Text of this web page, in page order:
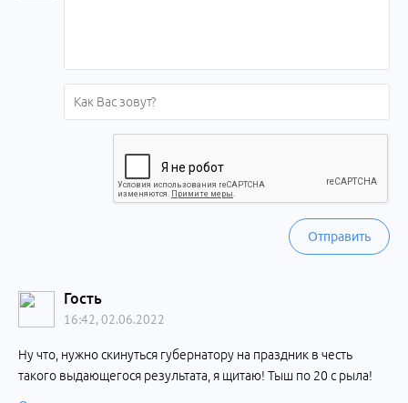
Отправить
Гость
16:42, 02.06.2022
Ну что, нужно скинуться губернатору на праздник в честь
такого выдающегося результата, я щитаю! Тыш по 20 с рыла!